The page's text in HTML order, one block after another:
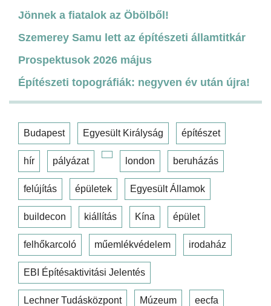
Jönnek a fiatalok az Öbölből!
Szemerey Samu lett az építészeti államtitkár
Prospektusok 2026 május
Építészeti topográfiák: negyven év után újra!
Budapest Egyesült Királyság építészet
hír pályázat london beruházás
felújítás épületek Egyesült Államok
buildecon kiállítás Kína épület
felhőkarcoló műemlékvédelem irodaház
EBI Építésaktivitási Jelentés
Lechner Tudásközpont Múzeum eecfa